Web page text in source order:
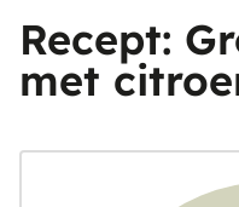
Recept:
met